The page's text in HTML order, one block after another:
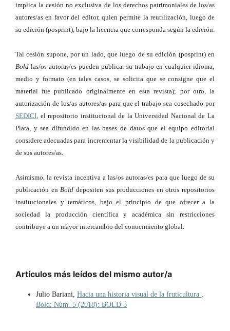
implica la cesión no exclusiva de los derechos patrimoniales de los/as
autores/as en favor del editor, quien permite la reutilización, luego de
su edición (posprint), bajo la licencia que corresponda según la edición.
Tal cesión supone, por un lado, que luego de su edición (posprint) en
Bold las/os autoras/es pueden publicar su trabajo en cualquier idioma,
medio y formato (en tales casos, se solicita que se consigne que el
material fue publicado originalmente en esta revista); por otro, la
autorización de los/as autores/as para que el trabajo sea cosechado por
SEDICI, el repositorio institucional de la Universidad Nacional de La
Plata, y sea difundido en las bases de datos que el equipo editorial
considere adecuadas para incrementar la visibilidad de la publicación y
de sus autores/as.
Asimismo, la revista incentiva a las/os autoras/es para que luego de su
publicación enBold depositen sus producciones en otros repositorios
institucionales y temáticos, bajo el principio de que ofrecer a la
sociedad la producción científica y académica sin restricciones
contribuye a un mayor intercambio del conocimiento global.
Artículos más leídos del mismo autor/a
Julio Bariani, Hacia una historia visual de la fruticultura ,
Bold: Núm. 5 (2018): BOLD 5